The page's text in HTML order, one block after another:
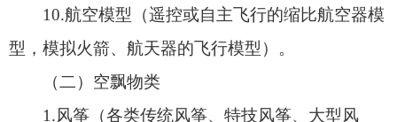
6.信鸽（用于竞赛、通信的鸽子）。
7.其他可能影响空中安全的人工漂浮物。
二、禁飞时段及区域